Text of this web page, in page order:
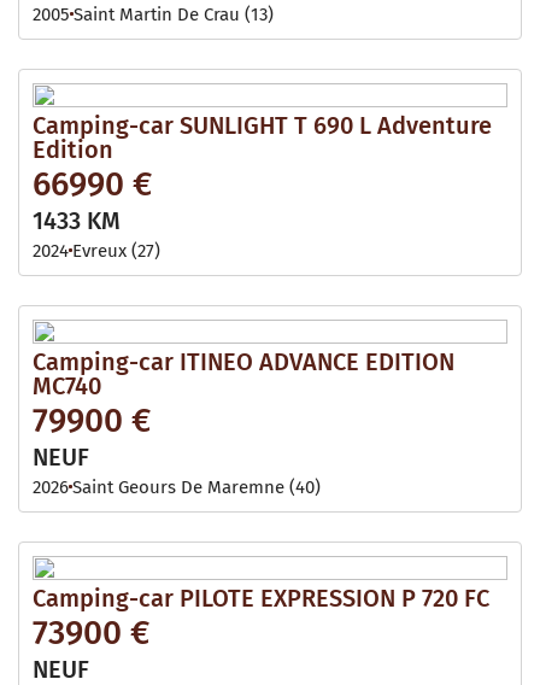
2005 Saint Martin De Crau (13)
Camping-car SUNLIGHT T 690 L Adventure
Edition
66990 €
1433 KM
2024 Evreux (27)
Camping-car ITINEO ADVANCE EDITION
MC740
79900 €
NEUF
2026Saint Geours De Maremne (40)
Camping-car PILOTE EXPRESSION P 720 FC
73900 €
NEUF